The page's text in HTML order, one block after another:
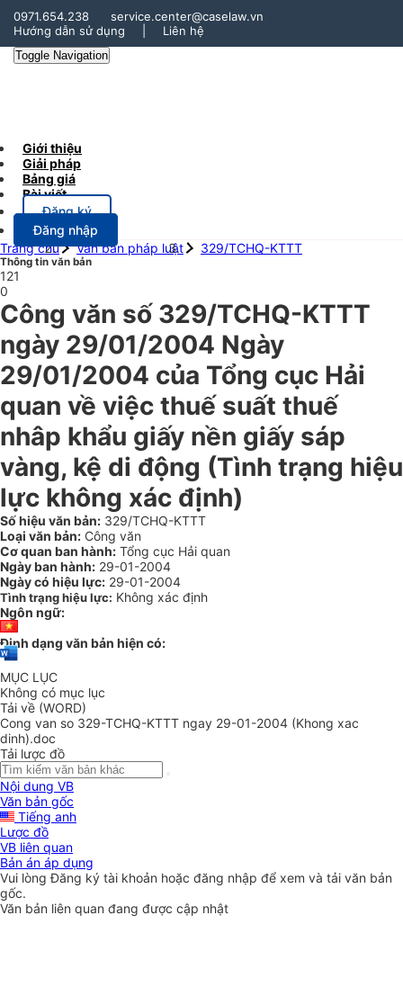
0971.654.238
service.center@caselaw.vn
Hướng dẫn sử dụng
Liên hệ
Toggle Navigation
Giới thiệu
Giải pháp
Bảng giá
Bài viết
Đăng ký
Đăng nhập
Trang chủ
Văn bản pháp luật 329/TCHQ-KTTT
Thông tin văn bản
121
0
Công văn số 329/TCHQ-KTTT
ngày 29/01/2004 Ngày
29/01/2004 của Tổng cục Hải
quan về việc thuế suất thuế
nhâp khẩu giấy nền giấy sáp
vàng, kệ di động (Tình trạng hiệu
lực không xác định)
Số hiệu văn bản: 329/TCHQ-KTTT
Loại văn bản: Công văn
Cơ quan ban hành: Tổng cục Hải quan
Ngày ban hành: 29-01-2004
Ngày có hiệu lực: 29-01-2004
Tình trạng hiệu lực: Không xác định
Ngôn ngữ:
Định dạng văn bản hiện có:
MỤC LỤC
Không có mục lục
Tải về (WORD)
Cong van so 329-TCHQ-KTTT ngay 29-01-2004 (Khong xac
dinh).doc
Tải lược đồ
Nội dung VB
Văn bản gốc
Tiếng anh
Lược đồ
VB liên quan
Bản án áp dụng
Vui lòngĐăng ký tài khoản hoặc đăng nhập để xem và tải văn bản
gốc.
Văn bản liên quan đang được cập nhật